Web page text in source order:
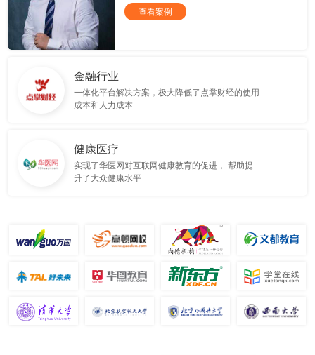
查看案例
金融行业
一体化平台解决方案，极大降低了点掌财经的使用
成本和人力成本
健康医疗
实现了华医网对互联网健康教育的促进， 帮助提
升了大众健康水平